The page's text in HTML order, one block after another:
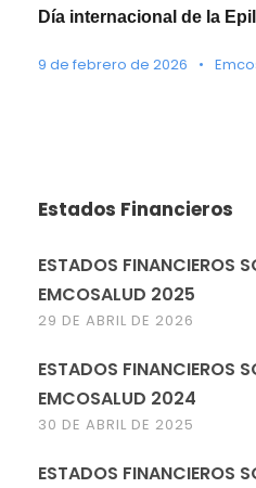
Día internacional de la
9 de febrero de 2026 •
Estados Financieros
ESTADOS FINANCIEROS
EMCOSALUD 2025
29 DE ABRIL DE 2026
ESTADOS FINANCIEROS
EMCOSALUD 2024
30 DE ABRIL DE 2025
ESTADOS FINANCIEROS